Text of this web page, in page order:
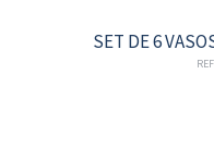
SET DE 6